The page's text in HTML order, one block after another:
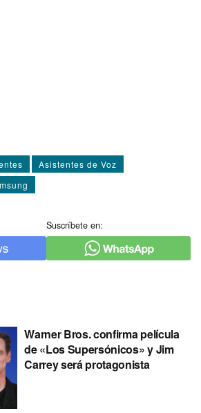
Asistentes de Voz
Suscríbete en:
Warner Bros. confirma película
de «Los Supersónicos» y Jim
Carrey será protagonista